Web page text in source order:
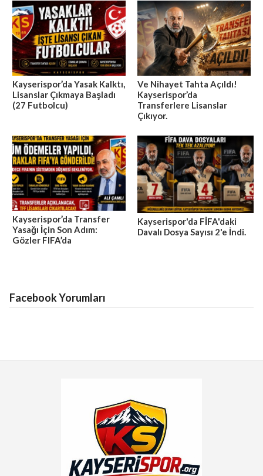
Kayserispor’da Yasak Kalktı,
Lisanslar Çıkmaya Başladı
(27 Futbolcu)
Ve Nihayet Tahta Açıldı!
Kayserispor’da
Transferlere Lisanslar
Çıkıyor.
Kayserispor’da Transfer
Yasağı İçin Son Adım:
Gözler FIFA’da
Kayserispor'da FİFA'daki
Davalı Dosya Sayısı 2'e İndi.
Facebook Yorumları